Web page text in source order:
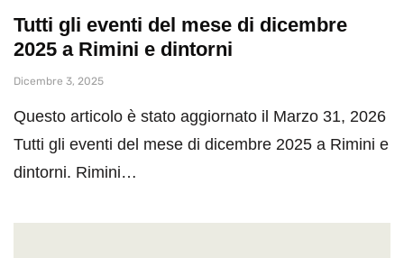
Tutti gli eventi del mese di dicembre
2025 a Rimini e dintorni
Dicembre 3, 2025
Questo articolo è stato aggiornato il Marzo 31, 2026
Tutti gli eventi del mese di dicembre 2025 a Rimini e
dintorni. Rimini…